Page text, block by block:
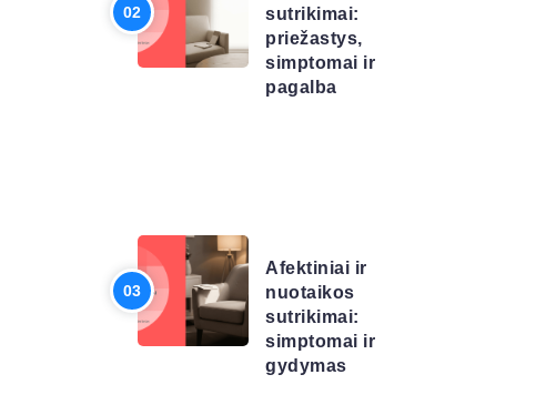
sutrikimai:
priežastys,
simptomai ir
pagalba
Afektiniai ir
nuotaikos
sutrikimai:
simptomai ir
gydymas